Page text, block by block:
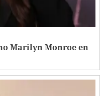
Marilyn Monroe en